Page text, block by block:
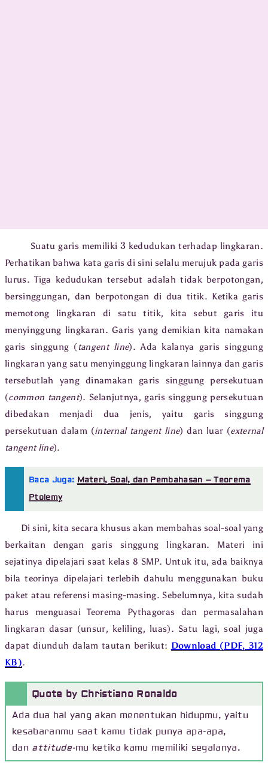
Suatu garis memiliki3 kedudukan terhadap lingkaran.
Perhatikan bahwa kata garis di sini selalu merujuk pada garis
lurus. Tiga kedudukan tersebut adalah tidak berpotongan,
bersinggungan, dan berpotongan di dua titik. Ketika garis
memotong lingkaran di satu titik, kita sebut garis itu
menyinggung lingkaran. Garis yang demikian kita namakan
garis singgung (tangent line). Ada kalanya garis singgung
lingkaran yang satu menyinggung lingkaran lainnya dan garis
tersebutlah yang dinamakan garis singgung persekutuan
(common tangent). Selanjutnya, garis singgung persekutuan
dibedakan menjadi dua jenis, yaitu garis singgung
persekutuan dalam (internal tangent line) dan luar (external
tangent line).
Baca Juga: Materi, Soal, dan Pembahasan – Teorema
Ptolemy
Di sini, kita secara khusus akan membahas soal-soal yang
berkaitan dengan garis singgung lingkaran. Materi ini
sejatinya dipelajari saat kelas 8 SMP. Untuk itu, ada baiknya
bila teorinya dipelajari terlebih dahulu menggunakan buku
paket atau referensi masing-masing. Sebelumnya, kita sudah
harus menguasai Teorema Pythagoras dan permasalahan
lingkaran dasar (unsur, keliling, luas). Satu lagi, soal juga
dapat diunduh dalam tautan berikut: Download (PDF, 312
KB).
Quote by Christiano Ronaldo
Ada dua hal yang akan menentukan hidupmu, yaitu
kesabaranmu saat kamu tidak punya apa-apa,
dan attitude-mu ketika kamu memiliki segalanya.